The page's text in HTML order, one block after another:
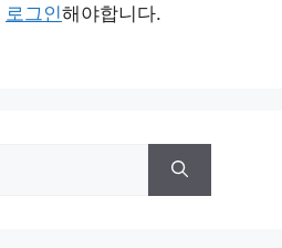
로그인해야합니다.